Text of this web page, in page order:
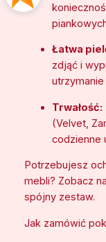
a
l
v
e
/
Łatwa
zdjąć i
Trwałość:
(Velvet,
codzienne
Potrzebujesz
mebli? Zobacz
spójny zestaw.
Jak zamówić